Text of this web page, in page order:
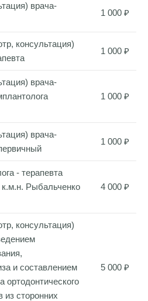
врача-
1 000 ₽
консультация)
1 000 ₽
врача-
1 000 ₽
врача-
1 000 ₽
- терапевта
к.м.н. Рыбальченко
4 000 ₽
консультация)
и составлением
ортодонтического
из сторонних
5 000 ₽